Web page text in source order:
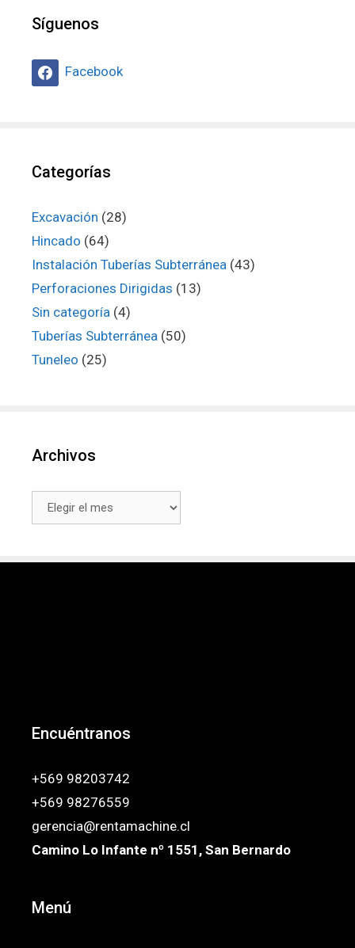
Síguenos
Facebook
Categorías
Excavación (28)
Hincado (64)
Instalación Tuberías Subterránea (43)
Perforaciones Dirigidas (13)
Sin categoría (4)
Tuberías Subterránea (50)
Tuneleo (25)
Archivos
Archivos
Encuéntranos
+569 98203742
+569 98276559
gerencia@rentamachine.cl
Camino Lo Infante nº 1551, San Bernardo
Menú